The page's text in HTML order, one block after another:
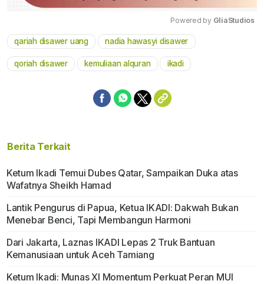
Powered by GliaStudios
qariah disawer uang nadia hawasyi disawer
qoriah disawer kemuliaan alquran ikadi
Berita Terkait
Ketum Ikadi Temui Dubes Qatar, Sampaikan Duka atas
Wafatnya Sheikh Hamad
Lantik Pengurus di Papua, Ketua IKADI: Dakwah Bukan
Menebar Benci, Tapi Membangun Harmoni
Dari Jakarta, Laznas IKADI Lepas 2 Truk Bantuan
Kemanusiaan untuk Aceh Tamiang
Ketum Ikadi: Munas XI Momentum Perkuat Peran MUI